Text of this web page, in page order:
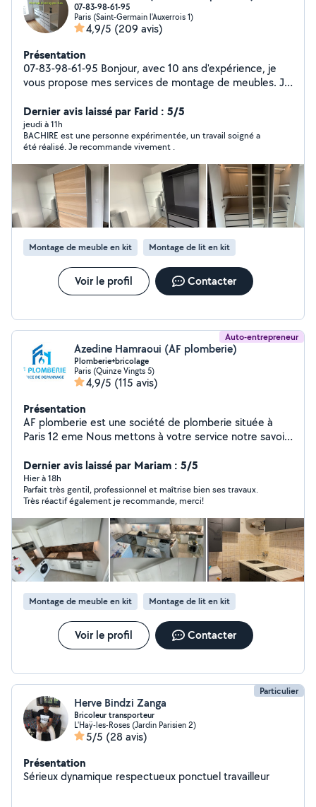
07-83-98-61-95
Paris (Saint-Germain l'Auxerrois 1)
4,9/5 (209 avis)
Présentation
07-83-98-61-95 Bonjour, avec 10 ans d'expérience, je
vous propose mes services de montage de meubles. Je
Leroy Merlin, Conforama, etc.). Spécialiste dressing
PAX, lits, armoires, canapés. Monteur expérimenté, je
dispose de tout le matériel nécessaire
Dernier avis laissé par Farid : 5/5
jeudi à 11h
BACHIRE est une personne expérimentée, un travail soigné a
été réalisé. Je recommande vivement .
Montage de meuble en kit Montage de lit en kit
Voir le profil Contacter
Auto-entrepreneur
Azedine Hamraoui (AF plomberie)
Plomberie+bricolage
Paris (Quinze Vingts 5)
4,9/5 (115 avis)
Présentation
AF plomberie est une société de plomberie située à
Paris 12 eme Nous mettons à votre service notre savoir-
installation, dépannage et entretien de plomberie. Nos
prestations couvrent : Réparation de fuites d'eau
Installation et entretien de chauffe-eau Rénovation de
salle de bain Débouchage de canalisations ️ Dépannage
rapide et urgent Pourquoi nous choisir ? Intervention
rapide et soignée Devis clair et transparent Artisan de
confiance avec plusieurs années d'expérience Service
disponible 7j/7 pour vos urgences Nous intervenons à
Paris et dans les environs îles de France
Dernier avis laissé par Mariam : 5/5
Hier à 18h
Parfait très gentil, professionnel et maîtrise bien ses travaux.
Très réactif également je recommande, merci!
Montage de meuble en kit Montage de lit en kit
Voir le profil Contacter
Particulier
Herve Bindzi Zanga
Bricoleur transporteur
L'Haÿ-les-Roses (Jardin Parisien 2)
5/5 (28 avis)
Présentation
Sérieux dynamique respectueux ponctuel travailleur